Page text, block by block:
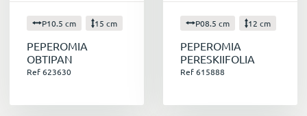
P10.5 cm 15 cm
PEPEROMIA
OBTIPAN
Ref 623630
P08.5 cm 12 cm
PEPEROMIA
PERESKIIFOLIA
Ref 615888